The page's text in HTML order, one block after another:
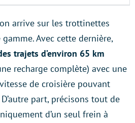
arrive sur les trottinettes
Avec cette dernière,
trajets d’environ 65 km
recharge complète) avec une
de croisière pouvant
part, précisons tout de
d’un seul frein à